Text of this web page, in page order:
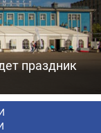
праздник